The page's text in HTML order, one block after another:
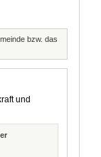
bzw. das
und